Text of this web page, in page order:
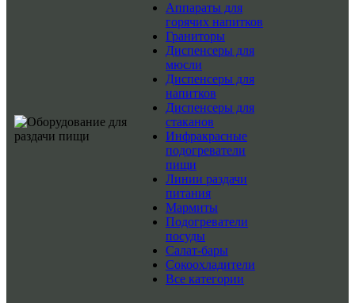
Аппараты для
горячих напитков
Граниторы
Диспенсеры для
мюсли
Диспенсеры для
напитков
Диспенсеры для
стаканов
Инфракрасные
подогреватели
пищи
Линии раздачи
питания
Мармиты
Подогреватели
посуды
Салат-бары
Сокоохладители
Все категории